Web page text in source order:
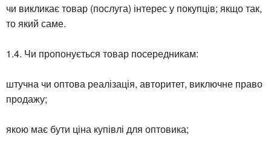
чи викликає товар (послуга) інтерес у покупців; якщо так,
то який саме.
1.4. Чи пропонується товар посередникам:
штучна чи оптова реалізація, авторитет, виключне право
продажу;
якою має бути ціна купівлі для оптовика;